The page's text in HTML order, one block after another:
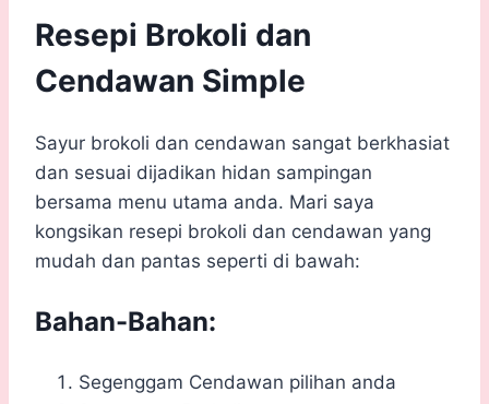
Resepi Brokoli dan
Cendawan Simple
Sayur brokoli dan cendawan sangat berkhasiat
dan sesuai dijadikan hidan sampingan
bersama menu utama anda. Mari saya
kongsikan resepi brokoli dan cendawan yang
mudah dan pantas seperti di bawah:
Bahan-Bahan:
Segenggam Cendawan pilihan anda